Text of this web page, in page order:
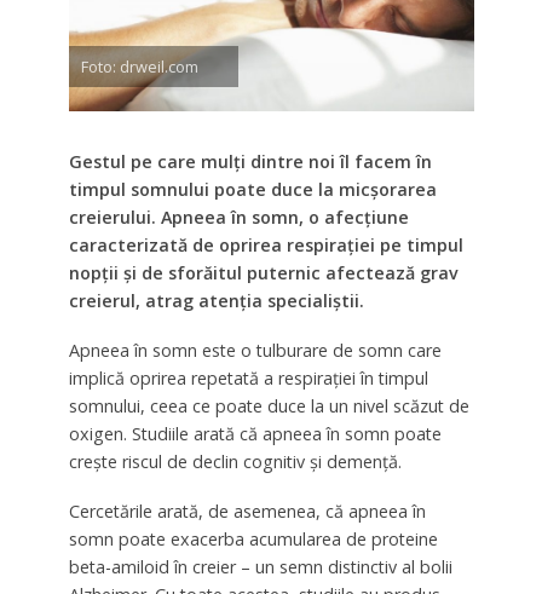
Foto: drweil.com
Gestul pe care mulți dintre noi îl facem în
timpul somnului poate duce la micșorarea
creierului. Apneea în somn, o afecțiune
caracterizată de oprirea respirației pe timpul
nopții și de sforăitul puternic afectează grav
creierul, atrag atenția specialiștii.
Apneea în somn este o tulburare de somn care
implică oprirea repetată a respirației în timpul
somnului, ceea ce poate duce la un nivel scăzut de
oxigen. Studiile arată că apneea în somn poate
crește riscul de declin cognitiv și demență.
Cercetările arată, de asemenea, că apneea în
somn poate exacerba acumularea de proteine
beta-amiloid în creier – un semn distinctiv al bolii